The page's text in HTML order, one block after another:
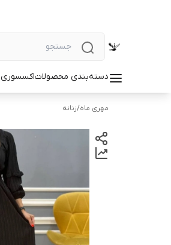
دسته‌بندی محصولاتاکسسوری
مهری ماه/زنانه